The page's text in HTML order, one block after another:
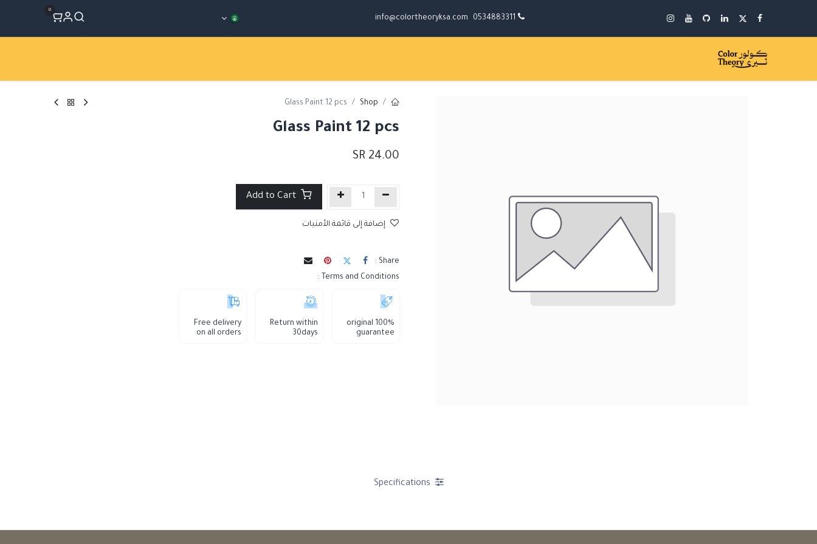
0534883311
info@colortheoryksa.com
0
Shop
Glass Paint 12 pcs
Glass Paint 12 pcs
24.00
Add to Cart
إضافة إلى قائمة الأمنيات
Share :
Terms and Conditions :
100% original
guarantee
Return within
30days
Free delivery
on all orders